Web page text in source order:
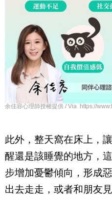
余佳容心理師授權提供 / Via https://
此外，整天窩在床上，
醒還是該睡覺的地方，
步增加憂鬱傾向，形成
出去走走，或者和朋友